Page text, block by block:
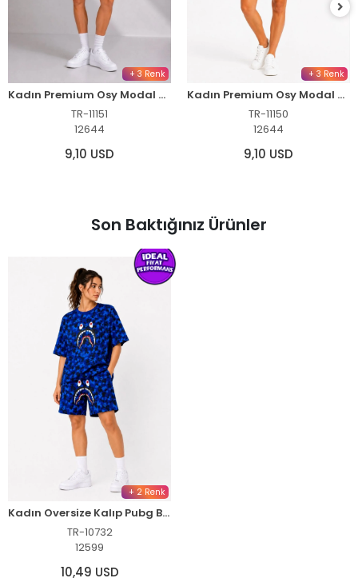
+ 3 Renk
Kadın Premium Osy Modal Yumuşak Dokulu Tişört Cepli Şort Alt Üst Takım - Siyah
TR-11151
12644
9,10 USD
+ 3 Renk
Kadın Premium Osy Modal Yumuşak Dokulu Tişört Cepli Şort Alt Üst Takım - Lacivert
TR-11150
12644
9,10 USD
Son Baktığınız Ürünler
+ 2 Renk
Kadın Oversize Kalıp Pubg Bape X Shark Nakışlı Cepli Şort Takım - Mavi
TR-10732
12599
10,49 USD